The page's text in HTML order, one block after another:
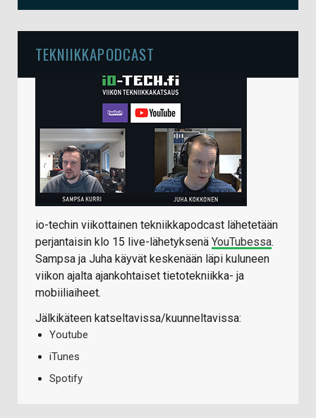
TEKNIIKKAPODCAST
io-techin viikottainen tekniikkapodcast lähetetään
perjantaisin klo 15 live-lähetyksenä YouTubessa.
Sampsa ja Juha käyvät keskenään läpi kuluneen
viikon ajalta ajankohtaiset tietotekniikka- ja
mobiiliaiheet.
Jälkikäteen katseltavissa/kuunneltavissa:
Youtube
iTunes
Spotify